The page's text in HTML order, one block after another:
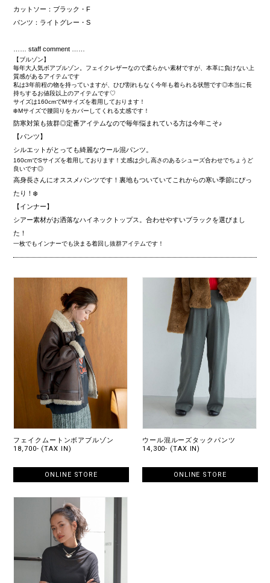
カットソー：ブラック・F
パンツ：ライトグレー・S
…… staff comment ……
【ブルゾン】
毎年大人気ボアブルゾン。フェイクレザーなので柔らかい素材ですが、本革に負けない上
質感があるアイテムです
私は3年前程の物を持っていますが、ひび割れもなく今年も着られる状態です◎本当に長
持ちするお値段以上のアイテムです♡
サイズは160cmでMサイズを着用しております！
❄️Mサイズで腰回りをカバーしてくれる丈感です！
防寒対策も抜群◎定番アイテムなので毎年悩まれている方は今年こそ♪
【パンツ】
シルエットがとっても綺麗なウール混パンツ。
160cmでSサイズを着用しております！丈感は少し高さのあるシューズ合わせでちょうど
良いです◎
高身長さんにオススメパンツです！裏地もついていてこれからの寒い季節にぴっ
たり！❄️
【インナー】
シアー素材がお洒落なハイネックトップス。合わせやすいブラックを選びまし
た！
一枚でもインナーでも決まる着回し抜群アイテムです！
フェイクムートンボアブルゾン
18,700- (TAX IN)
ONLINE STORE
ウール混ルーズタックパンツ
14,300- (TAX IN)
ONLINE STORE